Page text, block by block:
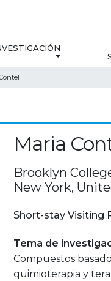
Maria
Brooklyn
New York,
Short-stay Visiting
Tema de
Compuestos
quimioterapia y